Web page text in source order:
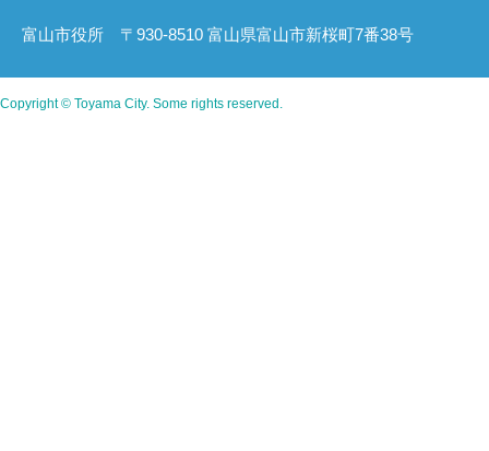
富山市役所 〒930-8510 富山県富山市新桜町7番38号
Copyright © Toyama City. Some rights reserved.